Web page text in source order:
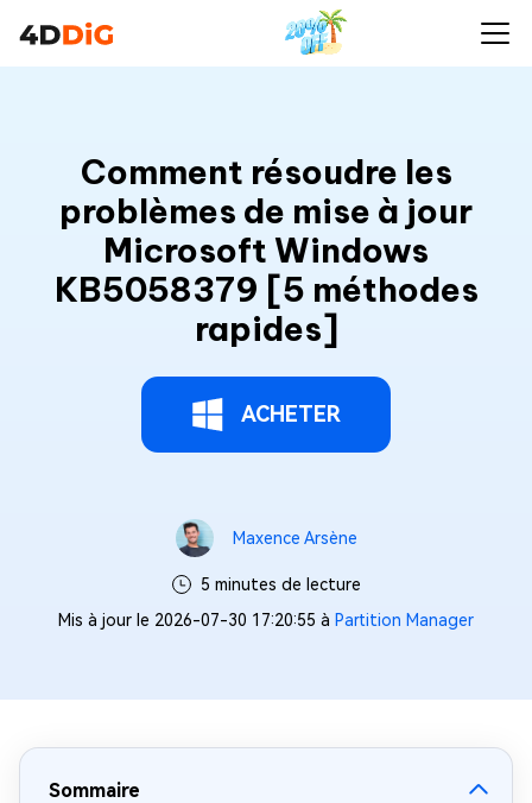
Comment résoudre les
problèmes de mise à jour
Microsoft Windows
KB5058379 [5 méthodes
rapides]
ACHETER
Maxence Arsène
5 minutes de lecture
Mis à jour le 2026-07-30 17:20:55 à Partition Manager
Sommaire